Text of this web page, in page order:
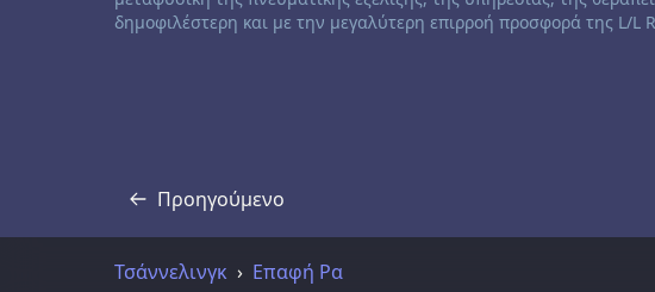
δημοφιλέστερη και με την μεγαλύτερη επιρροή προσφορά της L/L
Προηγούμενο
Απομαγνητοφώνηση
Τσάννελινγκ Επαφή Ρα